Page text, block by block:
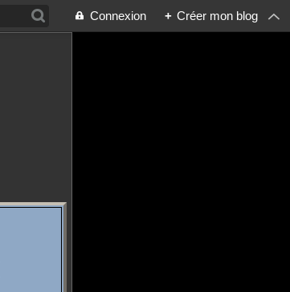
Connexion + Créer mon blog